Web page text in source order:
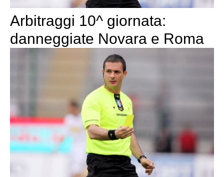
Arbitraggi 10^ giornata:
danneggiate Novara e Roma